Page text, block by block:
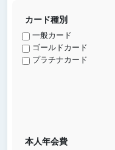
カード種別
一般カード
ゴールドカード
プラチナカード
本人年会費